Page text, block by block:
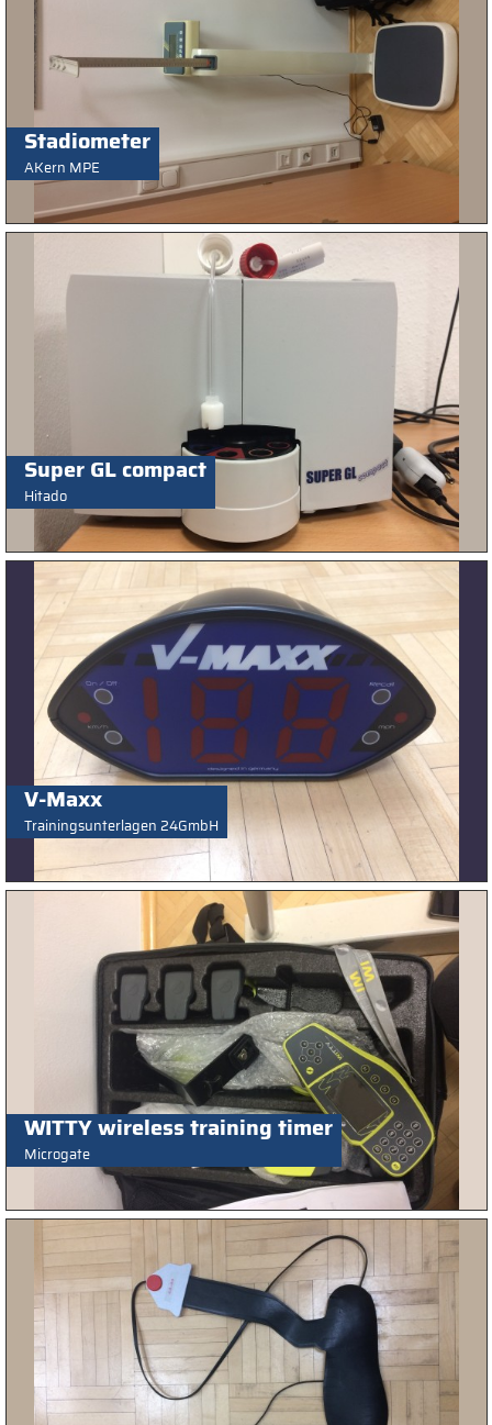
Stadiometer
AKern MPE
Super GL compact
Hitado
V-Maxx
Trainingsunterlagen 24GmbH
WITTY wireless training timer
Microgate